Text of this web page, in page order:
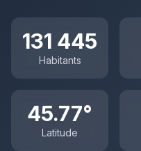
131 445
Habitants
45.77°
Latitude